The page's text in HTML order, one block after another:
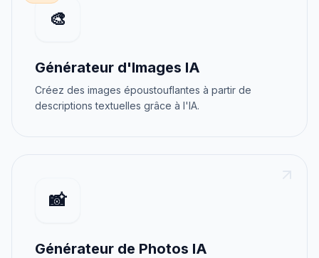
🎨
Générateur d'Images IA
Créez des images époustouflantes à partir de
descriptions textuelles grâce à l'IA.
📸
Générateur de Photos IA